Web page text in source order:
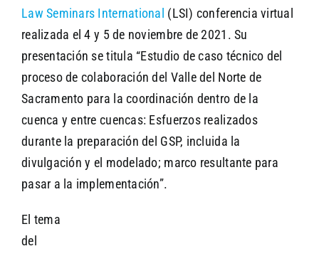
Law Seminars International (LSI) conferencia virtual
realizada el 4 y 5 de noviembre de 2021. Su
presentación se titula “Estudio de caso técnico del
proceso de colaboración del Valle del Norte de
Sacramento para la coordinación dentro de la
cuenca y entre cuencas: Esfuerzos realizados
durante la preparación del GSP, incluida la
divulgación y el modelado; marco resultante para
pasar a la implementación”.
El tema
del